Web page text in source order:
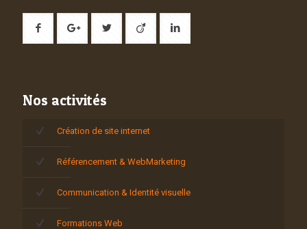
Nos activités
Création de site internet
Référencement & WebMarketing
Communication & Identité visuelle
Formations Web